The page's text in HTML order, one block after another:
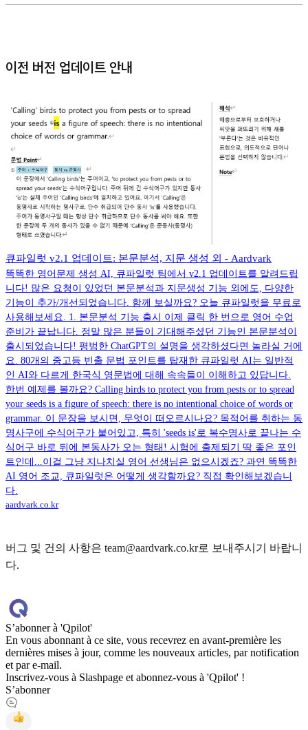
이전 버전 업데이트 안내
큐파일럿 v2.1 업데이트: 본문분석, 지문 생성 외 - Aardvark
똑똑한 영어문제 생성 AI, 큐파일럿 팀에서 v2.1 업데이트를 알려드립
니다! 많은 요청이 있었던 본문분석과 지문생성 기능 외에도, 다양한
기능이 추가/개선되었습니다. 함께 보실까요? 오늘 큐파일럿을 무료로
사용해보세요. 1. 본문분석 기능 출시 이제 클릭 한 번으로 영어 수업
준비가 끝납니다. 정말 많은 분들이 기대해주셨던 기능인 본문분석이
출시되었습니다! 평범한 ChatGPT의 설명을 생각하셨다면 놀라실 거에
요. 80개의 중고등 빈출 문법 포인트를 탑재한 큐파일럿 AI는 일반적
인 AI와 다르게 한국식 영문법에 대해 속속들이 이해하고 있답니다.
한번 예제를 볼까요? Calling birds to protect you from pests or to spread
your seeds is a figure of speech: there is no intentional choice of words or
grammar. 이 문장을 보시면, 무엇이 떠오르시나요? 목적어를 취하는 동
명사구에 수식어구가 붙어있고, 특히 'seeds is'로 복수명사로 끝나는 수
식어구 바로 뒤에 본동사가 오는 형태! 시험에 출제되기 딱 좋은 포인
트인데...이걸 그냥 지나치실 영어 선생님은 없으시겠죠? 과연 똑똑한
AI 영어 조교, 큐파일럿은 어떻게 생각할까요? 직접 확인해보겠습니
다.
aardvark.co.kr
버그 및 건의 사항은 team@aardvark.co.kr로 보내주시기 바랍니
다.
S’abonner à 'Qpilot'
En vous abonnant à ce site, vous recevrez en avant-première les
dernières mises à jour, comme les nouveaux articles, par notification
et par e-mail.
Inscrivez-vous à Slashpage et abonnez-vous à 'Qpilot' !
S’abonner